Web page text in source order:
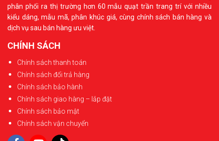
phân phối ra thị trường hơn 60 mẫu quạt trần trang trí với nhiều
kiểu dáng, mẫu mã, phân khúc giá, cùng chính sách bán hàng và
dịch vụ sau bán hàng ưu việt.
CHÍNH SÁCH
Chính sách thanh toán
Chính sách đổi trả hàng
Chính sách bảo hành
Chính sách giao hàng – lắp đặt
Chính sách bảo mật
Chính sách vận chuyển